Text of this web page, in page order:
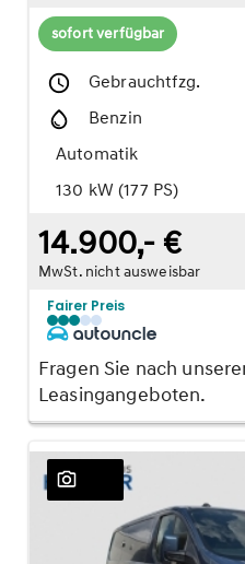
sofort verfügbar
Gebrauchtfzg.
Benzin
Automatik
130 kW (177 PS)
14.900,- €
MwSt. nicht ausweisbar
Fairer Preis
Fragen Sie nach
Leasingangeboten.